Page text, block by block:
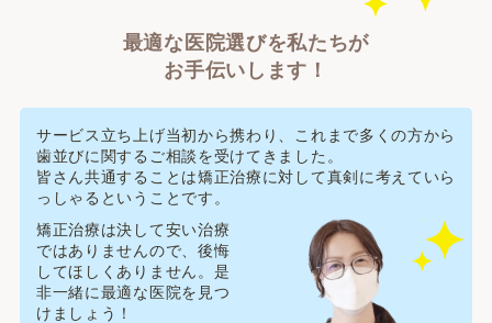
最適な医院選びを私たちが
お手伝いします！
サービス立ち上げ当初から携わり、これまで多くの方から
歯並びに関するご相談を受けてきました。
皆さん共通することは矯正治療に対して真剣に考えていら
っしゃるということです。
矯正治療は決して安い治療
ではありませんので、後悔
してほしくありません。是
非一緒に最適な医院を見つ
けましょう！